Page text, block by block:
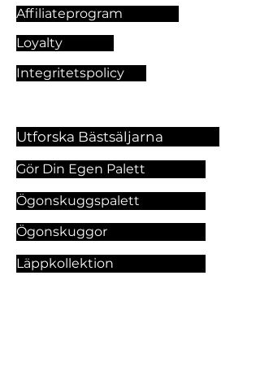
Affiliateprogram
Loyalty
Integritetspolicy
Utforska Bästsäljarna
Gör Din Egen Palett
Ögonskuggspalett
Ögonskuggor
Läppkollektion